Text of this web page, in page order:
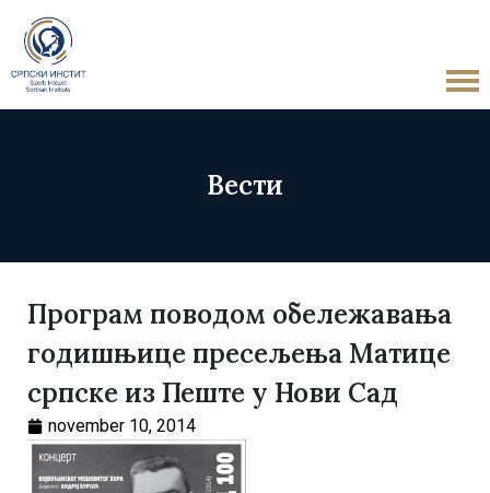
Вести
Програм поводом обележавања
годишњице пресељења Матице
српске из Пеште у Нови Сад
november 10, 2014